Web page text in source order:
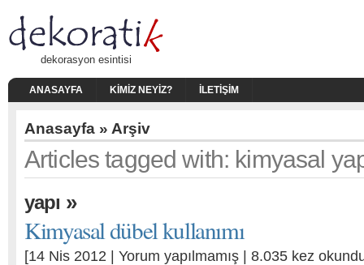
dekorasyon esintisi
ANASAYFA KIMIZ NEYIZ? İLETIŞIM
Anasayfa » Arşiv
Articles tagged with: kimyasal
yapı »
Kimyasal dübel kullanımı
[14 Nis 2012 | Yorum yapılmamış | 8.035 kez